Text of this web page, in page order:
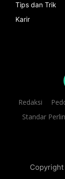
Tips dan Trik
Karir
Redaksi
Standar
Copyright